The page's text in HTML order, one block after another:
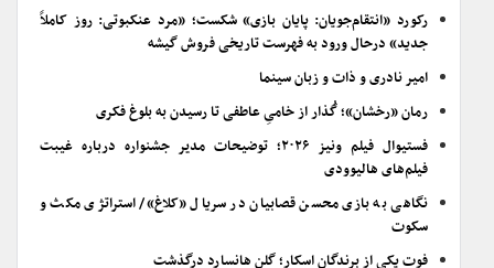
رکورد «انتقام‌جویان: پایان بازی» شکست؛ «مرد عنکبوتی: روز کاملاً
جدید» درحال ورود به فهرست تاریخی فروش گیشه
امیر نادری و ذات و زبان سینما
رمان «رخشان»؛ گُذار از خامیِ عاطفی تا رسیدن به بلوغ فکری
فستیوال فیلم ونیز ۲۰۲۶؛ توضیحات مدیر جشنواره درباره غیبت
فیلم‌های هالیوودی
نگاهی به بازی محسن قصابیان در سریال «کلاغ»/ استراتژی مکث و
سکوت
فوت یکی از برندگان اسکار؛ گلن هانسارد درگذشت